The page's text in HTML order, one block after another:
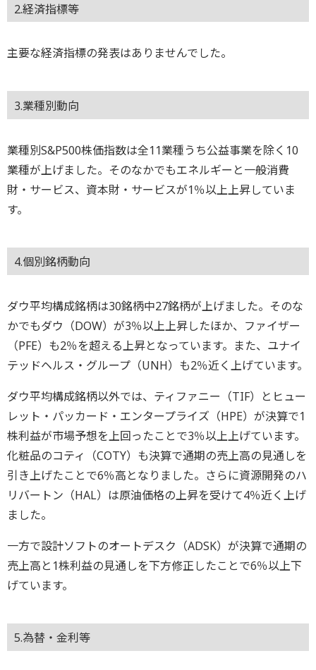
2.経済指標等
主要な経済指標の発表はありませんでした。
3.業種別動向
業種別S&P500株価指数は全11業種うち公益事業を除く10
業種が上げました。そのなかでもエネルギーと一般消費
財・サービス、資本財・サービスが1％以上上昇していま
す。
4.個別銘柄動向
ダウ平均構成銘柄は30銘柄中27銘柄が上げました。そのな
かでもダウ（DOW）が3％以上上昇したほか、ファイザー
（PFE）も2％を超える上昇となっています。また、ユナイ
テッドヘルス・グループ（UNH）も2％近く上げています。
ダウ平均構成銘柄以外では、ティファニー（TIF）とヒュー
レット・パッカード・エンタープライズ（HPE）が決算で1
株利益が市場予想を上回ったことで3％以上上げています。
化粧品のコティ（COTY）も決算で通期の売上高の見通しを
引き上げたことで6％高となりました。さらに資源開発のハ
リバートン（HAL）は原油価格の上昇を受けて4％近く上げ
ました。
一方で設計ソフトのオートデスク（ADSK）が決算で通期の
売上高と1株利益の見通しを下方修正したことで6％以上下
げています。
5.為替・金利等